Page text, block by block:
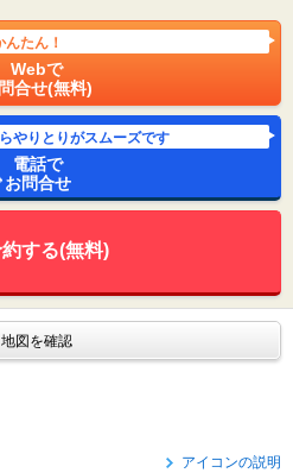
んたん！
Webで
合せ(無料)
やりとりがスムーズです
電話で
お問合せ
する(無料)
地図を確認
アイコンの説明